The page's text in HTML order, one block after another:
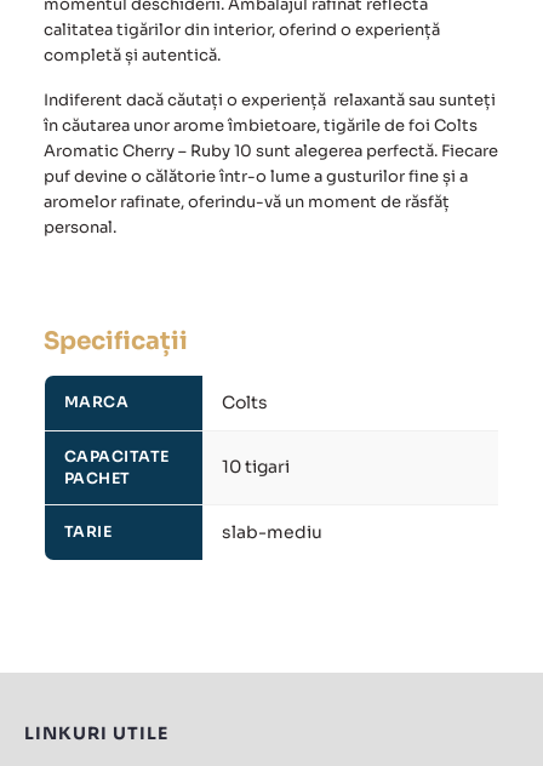
momentul deschiderii. Ambalajul rafinat reflectă
calitatea tigărilor din interior, oferind o experiență
completă și autentică.
Indiferent dacă căutați o experiență relaxantă sau sunteți
în căutarea unor arome îmbietoare, tigările de foi Colts
Aromatic Cherry – Ruby 10 sunt alegerea perfectă. Fiecare
puf devine o călătorie într-o lume a gusturilor fine și a
aromelor rafinate, oferindu-vă un moment de răsfăț
personal.
Specificații
MARCA Colts
CAPACITATE
PACHET
10 tigari
TARIE slab-mediu
LINKURI UTILE